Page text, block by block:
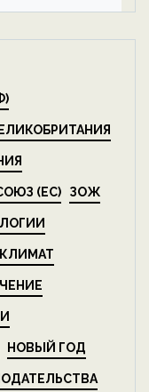
(ЕС) ЗОЖ
КЛИМАТ
НОВЫЙ ГОД